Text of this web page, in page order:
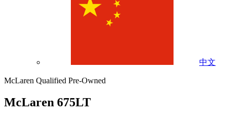
中文
McLaren Qualified Pre-Owned
McLaren 675LT